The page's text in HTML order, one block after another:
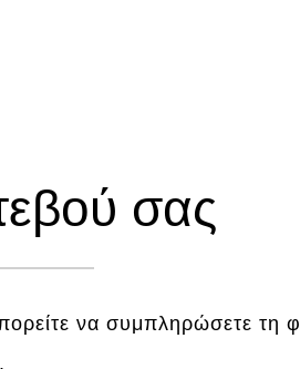
σας
να συμπληρώσετε τη